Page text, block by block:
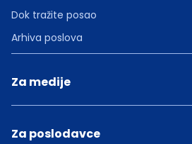
Dok tražite posao
Arhiva poslova
Za medije
Za poslodavce